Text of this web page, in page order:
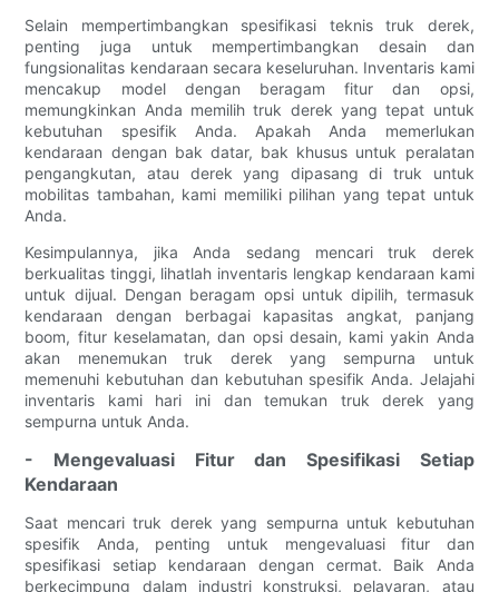
Selain mempertimbangkan spesifikasi teknis truk derek,
penting juga untuk mempertimbangkan desain dan
fungsionalitas kendaraan secara keseluruhan. Inventaris kami
mencakup model dengan beragam fitur dan opsi,
memungkinkan Anda memilih truk derek yang tepat untuk
kebutuhan spesifik Anda. Apakah Anda memerlukan
kendaraan dengan bak datar, bak khusus untuk peralatan
pengangkutan, atau derek yang dipasang di truk untuk
mobilitas tambahan, kami memiliki pilihan yang tepat untuk
Anda.
Kesimpulannya, jika Anda sedang mencari truk derek
berkualitas tinggi, lihatlah inventaris lengkap kendaraan kami
untuk dijual. Dengan beragam opsi untuk dipilih, termasuk
kendaraan dengan berbagai kapasitas angkat, panjang
boom, fitur keselamatan, dan opsi desain, kami yakin Anda
akan menemukan truk derek yang sempurna untuk
memenuhi kebutuhan dan kebutuhan spesifik Anda. Jelajahi
inventaris kami hari ini dan temukan truk derek yang
sempurna untuk Anda.
- Mengevaluasi Fitur dan Spesifikasi Setiap
Kendaraan
Saat mencari truk derek yang sempurna untuk kebutuhan
spesifik Anda, penting untuk mengevaluasi fitur dan
spesifikasi setiap kendaraan dengan cermat. Baik Anda
berkecimpung dalam industri konstruksi, pelayaran, atau